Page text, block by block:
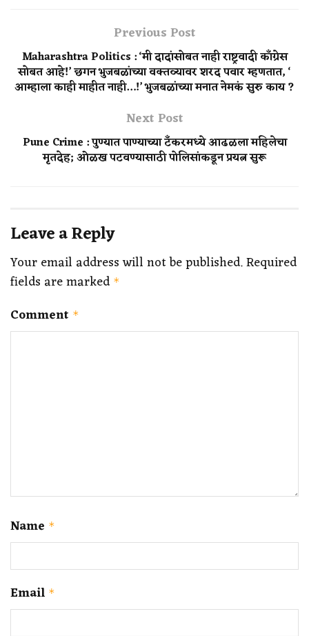
Previous Post
Maharashtra Politics : ‘मी दादांसोबत नाही राष्ट्रवादी काँग्रेस
सोबत आहे!’ छगन भुजबळांच्या वक्तव्यावर शरद पवार म्हणतात, ‘
आम्हाला काही माहीत नाही…!’ भुजबळांच्या मनात नेमकं सुरु काय ?
Next Post
Pune Crime : पुण्यात पाण्याच्या टँकरमध्ये आढळला महिलेचा
मृतदेह; ओळख पटवण्यासाठी पोलिसांकडून प्रयत्न सुरू
Leave a Reply
Your email address will not be published.Required
fields are marked *
Comment *
Name *
Email *